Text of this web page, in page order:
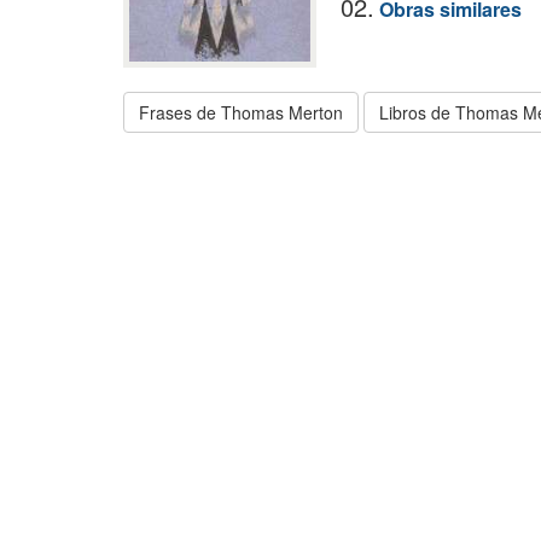
Obras similares
Frases de Thomas Merton Libros de Thomas